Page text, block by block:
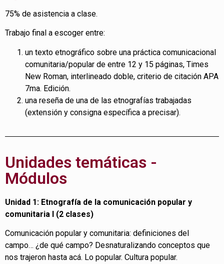
75% de asistencia a clase.
Trabajo final a escoger entre:
un texto etnográfico sobre una práctica comunicacional
comunitaria/popular de entre 12 y 15 páginas, Times
New Roman, interlineado doble, criterio de citación APA
7ma. Edición.
una reseña de una de las etnografías trabajadas
(extensión y consigna específica a precisar).
Unidades temáticas -
Módulos
Unidad 1: Etnografía de la comunicación popular y
comunitaria I (2 clases)
Comunicación popular y comunitaria: definiciones del
campo… ¿de qué campo? Desnaturalizando conceptos que
nos trajeron hasta acá. Lo popular. Cultura popular.